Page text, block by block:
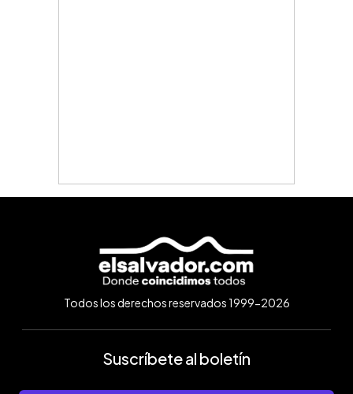
Todos los derechos reservados 1999-2026
Suscríbete al boletín